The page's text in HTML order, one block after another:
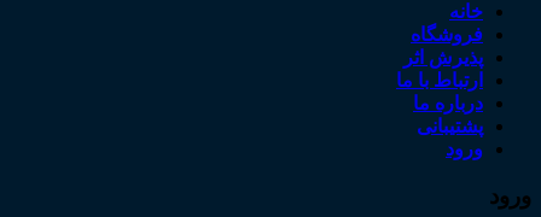
خانه
فروشگاه
پذیرش اثر
ارتباط با ما
درباره ما
پشتیبانی
ورود
ورود